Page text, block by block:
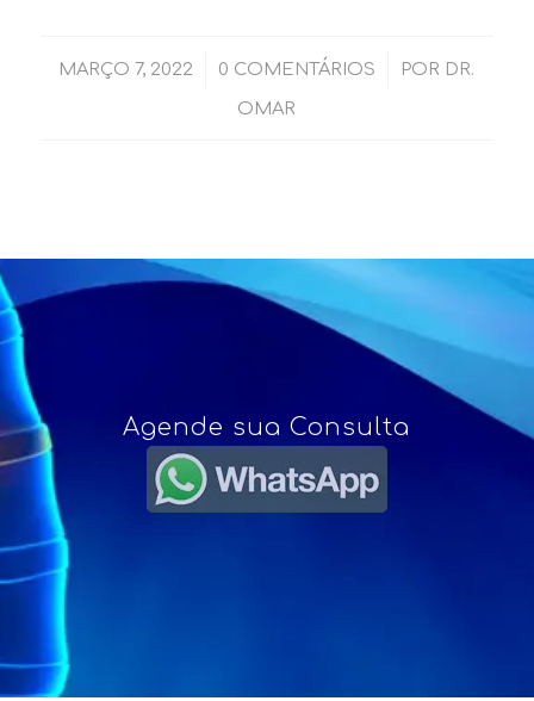
MARÇO 7, 2022
/ 0 COMENTÁRIOS
/ POR DR.
OMAR
Agende sua Consulta